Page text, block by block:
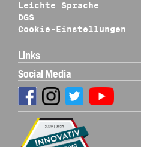
Leichte Sprache
DGS
Cookie-Einstellungen
Links
Social Media